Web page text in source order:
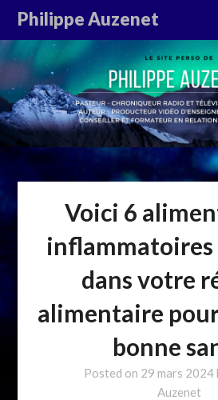
Philippe Auzenet
Voici 6
inflammatoires
dans votre
alimentaire
bonne
Posted on 29 mars 2024
Auzenet